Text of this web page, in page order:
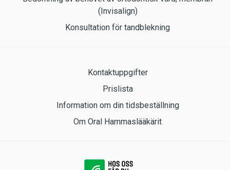
(Invisalign)
Konsultation för tandblekning
Kontaktuppgifter
Prislista
Information om din tidsbeställning
Om Oral Hammaslääkärit